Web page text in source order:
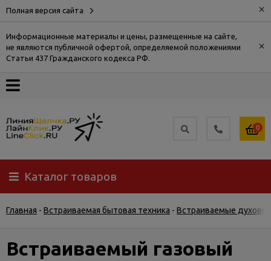
Полная версия сайта ×
Информационные материалы и цены, размещенные на сайте,
не являются публичной офертой, определяемой положениями
Статьи 437 Гражданского кодекса РФ.
×
О
Доставка
Самовывоз
Гарантия
0
Каталог товаров
Главная - Встраиваемая бытовая техника - Встраиваемые
Встраиваемый газовый